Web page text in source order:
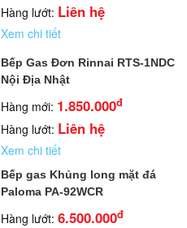
Hàng lướt: Liên hệ
Xem chi tiết
Bếp Gas Đơn Rinnai RTS-1NDC
Nội Địa Nhật
Hàng mới: 1.850.000đ
Hàng lướt: Liên hệ
Xem chi tiết
Bếp gas Khủng long mặt đá
Paloma PA-92WCR
Hàng lướt:6.500.000đ